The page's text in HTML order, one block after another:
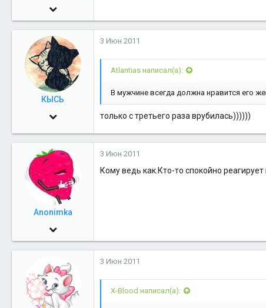
29 Июл 2005
14,161
38
Cerberon
КЫСЬ
12 Май 2010
5,911
3 Июн 2011
Atlantias написал(а):
В мужчине всегда должна нравится его
только с третьего раза врубилась))))))
Anonimka
13 Ноя 2009
9,588
Онлайн
3 Июн 2011
Кому ведь как.Кто-то спокойно
3 Июн 2011
X-Blood написал(а):